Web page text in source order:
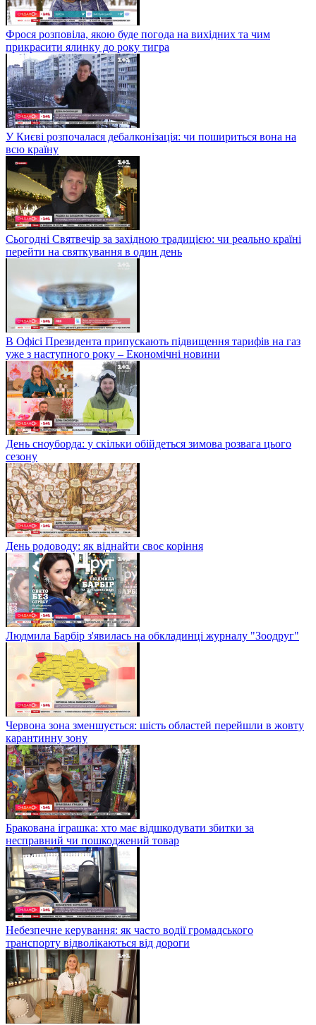
Фрося розповіла, якою буде погода на вихідних та чим
прикрасити ялинку до року тигра
У Києві розпочалася дебалконізація: чи пошириться вона на
всю країну
Сьогодні Святвечір за західною традицією: чи реально країні
перейти на святкування в один день
В Офісі Президента припускають підвищення тарифів на газ
уже з наступного року – Економічні новини
День сноуборда: у скільки обійдеться зимова розвага цього
сезону
День родоводу: як віднайти своє коріння
Людмила Барбір з'явилась на обкладинці журналу "Зоодруг"
Червона зона зменшується: шість областей перейшли в жовту
карантинну зону
Бракована іграшка: хто має відшкодувати збитки за
несправний чи пошкоджений товар
Небезпечне керування: як часто водії громадського
транспорту відволікаються від дороги